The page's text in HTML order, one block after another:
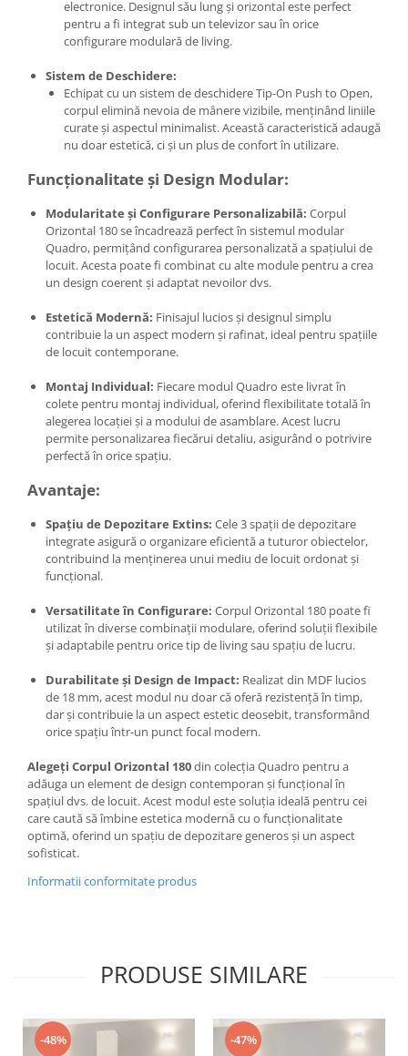
electronice. Designul său lung și orizontal este perfect
pentru a fi integrat sub un televizor sau în orice
configurare modulară de living.
Sistem de Deschidere:
Echipat cu un sistem de deschidere Tip-On Push to Open,
corpul elimină nevoia de mânere vizibile, menținând liniile
curate și aspectul minimalist. Această caracteristică adaugă
nu doar estetică, ci și un plus de confort în utilizare.
Funcționalitate și Design Modular:
Modularitate și Configurare Personalizabilă: Corpul
Orizontal 180 se încadrează perfect în sistemul modular
Quadro, permițând configurarea personalizată a spațiului de
locuit. Acesta poate fi combinat cu alte module pentru a crea
un design coerent și adaptat nevoilor dvs.
Estetică Modernă: Finisajul lucios și designul simplu
contribuie la un aspect modern și rafinat, ideal pentru spațiile
de locuit contemporane.
Montaj Individual: Fiecare modul Quadro este livrat în
colete pentru montaj individual, oferind flexibilitate totală în
alegerea locației și a modului de asamblare. Acest lucru
permite personalizarea fiecărui detaliu, asigurând o potrivire
perfectă în orice spațiu.
Avantaje:
Spațiu de Depozitare Extins: Cele 3 spații de depozitare
integrate asigură o organizare eficientă a tuturor obiectelor,
contribuind la menținerea unui mediu de locuit ordonat și
funcțional.
Versatilitate în Configurare: Corpul Orizontal 180 poate fi
utilizat în diverse combinații modulare, oferind soluții flexibile
și adaptabile pentru orice tip de living sau spațiu de lucru.
Durabilitate și Design de Impact: Realizat din MDF lucios
de 18 mm, acest modul nu doar că oferă rezistență în timp,
dar și contribuie la un aspect estetic deosebit, transformând
orice spațiu într-un punct focal modern.
Alegeți Corpul Orizontal 180din colecția Quadro pentru a
adăuga un element de design contemporan și funcțional în
spațiul dvs. de locuit. Acest modul este soluția ideală pentru cei
care caută să îmbine estetica modernă cu o funcționalitate
optimă, oferind un spațiu de depozitare generos și un aspect
sofisticat.
Informatii conformitate produs
PRODUSE SIMILARE
-48% -47%